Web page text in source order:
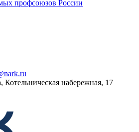
Котельническая набережная, 17